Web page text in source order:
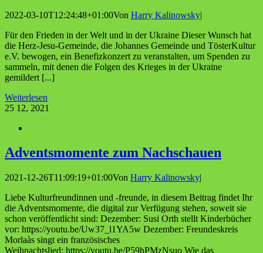
2022-03-10T12:24:48+01:00Von Harry Kalinowsky|
Für den Frieden in der Welt und in der Ukraine Dieser Wunsch hat
die Herz-Jesu-Gemeinde, die Johannes Gemeinde und TösterKultur
e.V. bewogen, ein Benefizkonzert zu veranstalten, um Spenden zu
sammeln, mit denen die Folgen des Krieges in der Ukraine
gemildert [...]
Weiterlesen
25 12, 2021
Advents­mo­men­te zum Nachschauen
2021-12-26T11:09:19+01:00Von Harry Kalinowsky|
Liebe Kulturfreundinnen und -freunde, in diesem Beitrag findet Ihr
die Adventsmomente, die digital zur Verfügung stehen, soweit sie
schon veröffentlicht sind: Dezember: Susi Orth stellt Kinderbücher
vor: https://youtu.be/Uw37_l1YA5w Dezember: Freundeskreis
Morlaàs singt ein französisches
Weihnachtslied: https://youtu.be/P59hPMzNsuo Wie das